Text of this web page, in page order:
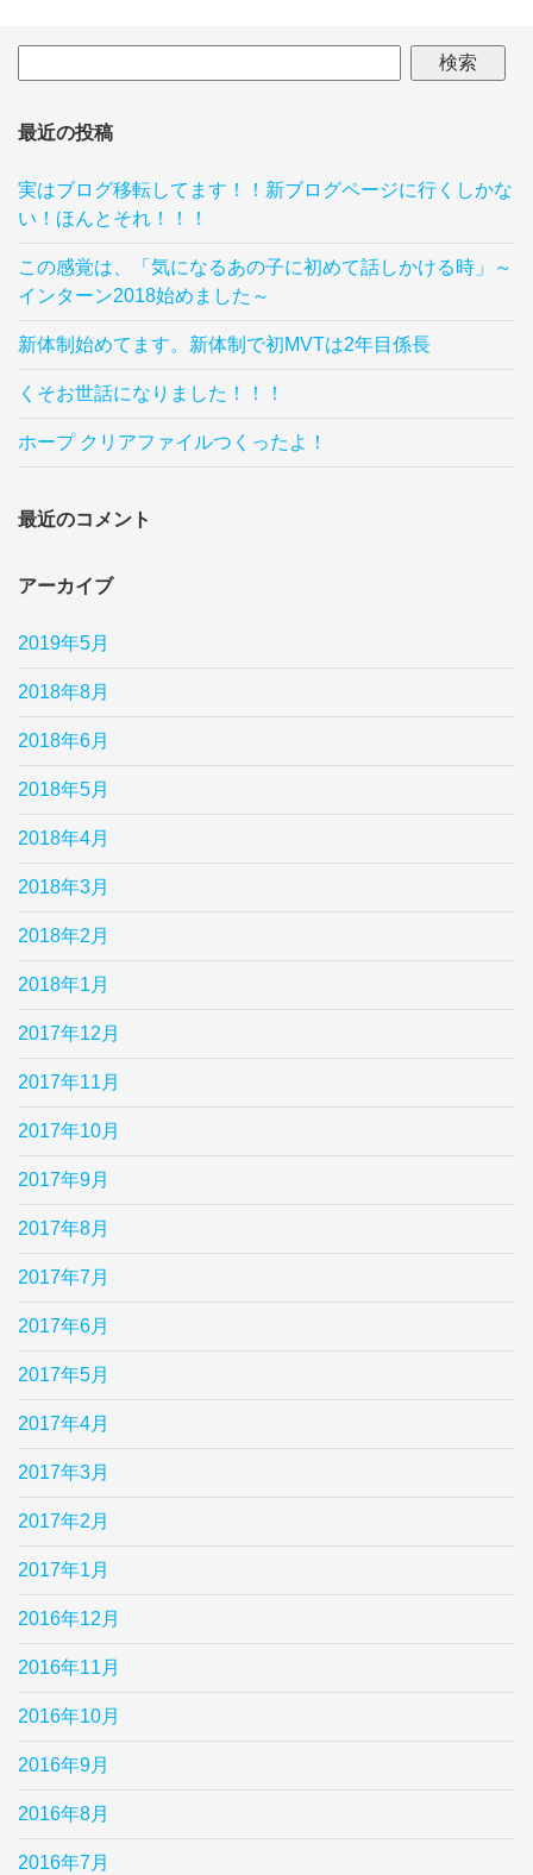
最近の投稿
実はブログ移転してます！！新ブログページに行くしかな
い！ほんとそれ！！！
この感覚は、「気になるあの子に初めて話しかける時」～
インターン2018始めました～
新体制始めてます。新体制で初MVTは2年目係長
くそお世話になりました！！！
ホープ クリアファイルつくったよ！
最近のコメント
アーカイブ
2019年5月
2018年8月
2018年6月
2018年5月
2018年4月
2018年3月
2018年2月
2018年1月
2017年12月
2017年11月
2017年10月
2017年9月
2017年8月
2017年7月
2017年6月
2017年5月
2017年4月
2017年3月
2017年2月
2017年1月
2016年12月
2016年11月
2016年10月
2016年9月
2016年8月
2016年7月